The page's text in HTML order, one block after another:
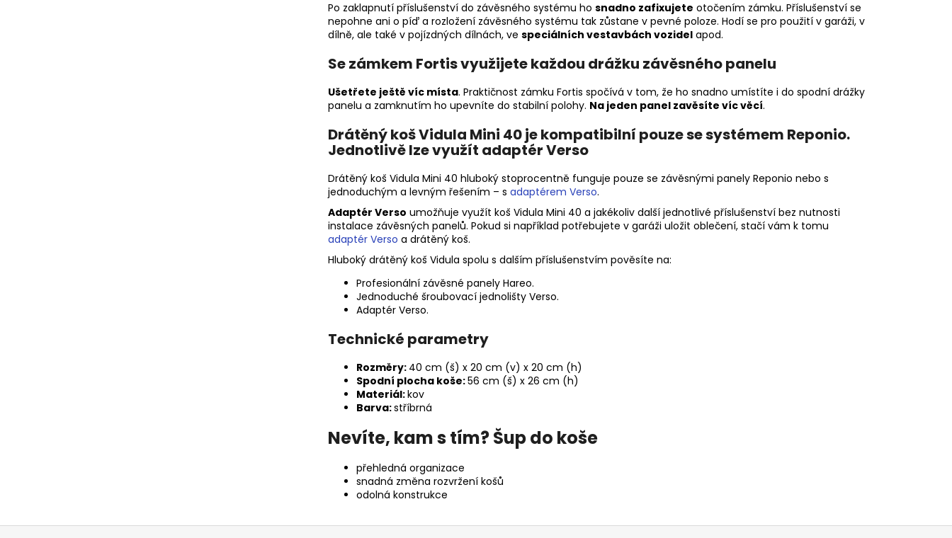
Po zaklapnutí příslušenství do závěsného systému ho snadno zafixujete otočením zámku. Příslušenství se
nepohne ani o píď a rozložení závěsného systému tak zůstane v pevné poloze. Hodí se pro použití v garáži, v
dílně, ale také v pojízdných dílnách, ve speciálních vestavbách vozidel apod.
Se zámkem Fortis využijete každou drážku závěsného panelu
Ušetřete ještě víc místa. Praktičnost zámku Fortis spočívá v tom, že ho snadno umístíte i do spodní drážky
panelu a zamknutím ho upevníte do stabilní polohy. Na jeden panel zavěsíte víc věcí.
Drátěný koš Vidula Mini 40 je kompatibilní pouze se systémem Reponio.
Jednotlivě lze využít adaptér Verso
Drátěný koš Vidula Mini 40 hluboký stoprocentně funguje pouze se závěsnými panely Reponio nebo s
jednoduchým a levným řešením – s adaptérem Verso.
Adaptér Verso umožňuje využít koš Vidula Mini 40 a jakékoliv další jednotlivé příslušenství bez nutnosti
instalace závěsných panelů. Pokud si například potřebujete v garáži uložit oblečení, stačí vám k tomu
adaptér Verso a drátěný koš.
Hluboký drátěný koš Vidula spolu s dalším příslušenstvím pověsíte na:
Profesionální závěsné panely Hareo.
Jednoduché šroubovací jednolišty Verso.
Adaptér Verso.
Technické parametry
Rozměry: 40 cm (š) x 20 cm (v) x 20 cm (h)
Spodní plocha koše:56 cm (š) x 26 cm (h)
Materiál:kov
Barva:stříbrná
Nevíte, kam s tím? Šup do koše
přehledná organizace
snadná změna rozvržení košů
odolná konstrukce